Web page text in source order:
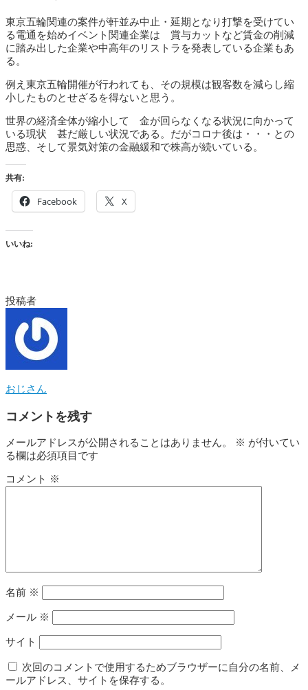
東京五輪関連の案件が軒並み中止・延期となり打撃を受けてい
る電通を始めイベント関連企業は 賞与カットなど賃金の削減
に踏み出した企業や中高年のリストラを発表している企業もあ
る。
例え東京五輪開催が行われても、その規模は観客数を減らし縮
小したものとせざるを得ないと思う。
世界の経済全体が縮小して 金が回らなくなる状況に向かって
いる現状 甚だ厳しい状況である。だがコロナ後は・・・との
思惑、そして景気対策の金融緩和で株高が続いている。
共有:
Facebook X
いいね:
投稿者
おじさん
コメントを残す
メールアドレスが公開されることはありません。 ※ が付いてい
る欄は必須項目です
コメント ※
名前 ※
メール ※
サイト
次回のコメントで使用するためブラウザーに自分の名前、メ
ールアドレス、サイトを保存する。